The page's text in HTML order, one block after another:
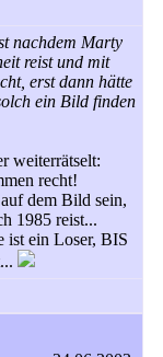
nachdem Marty
reist und mit
erst dann hätte
ein Bild finden
weiterrätselt:
recht!
dem Bild sein,
1985 reist...
ist ein Loser, BIS